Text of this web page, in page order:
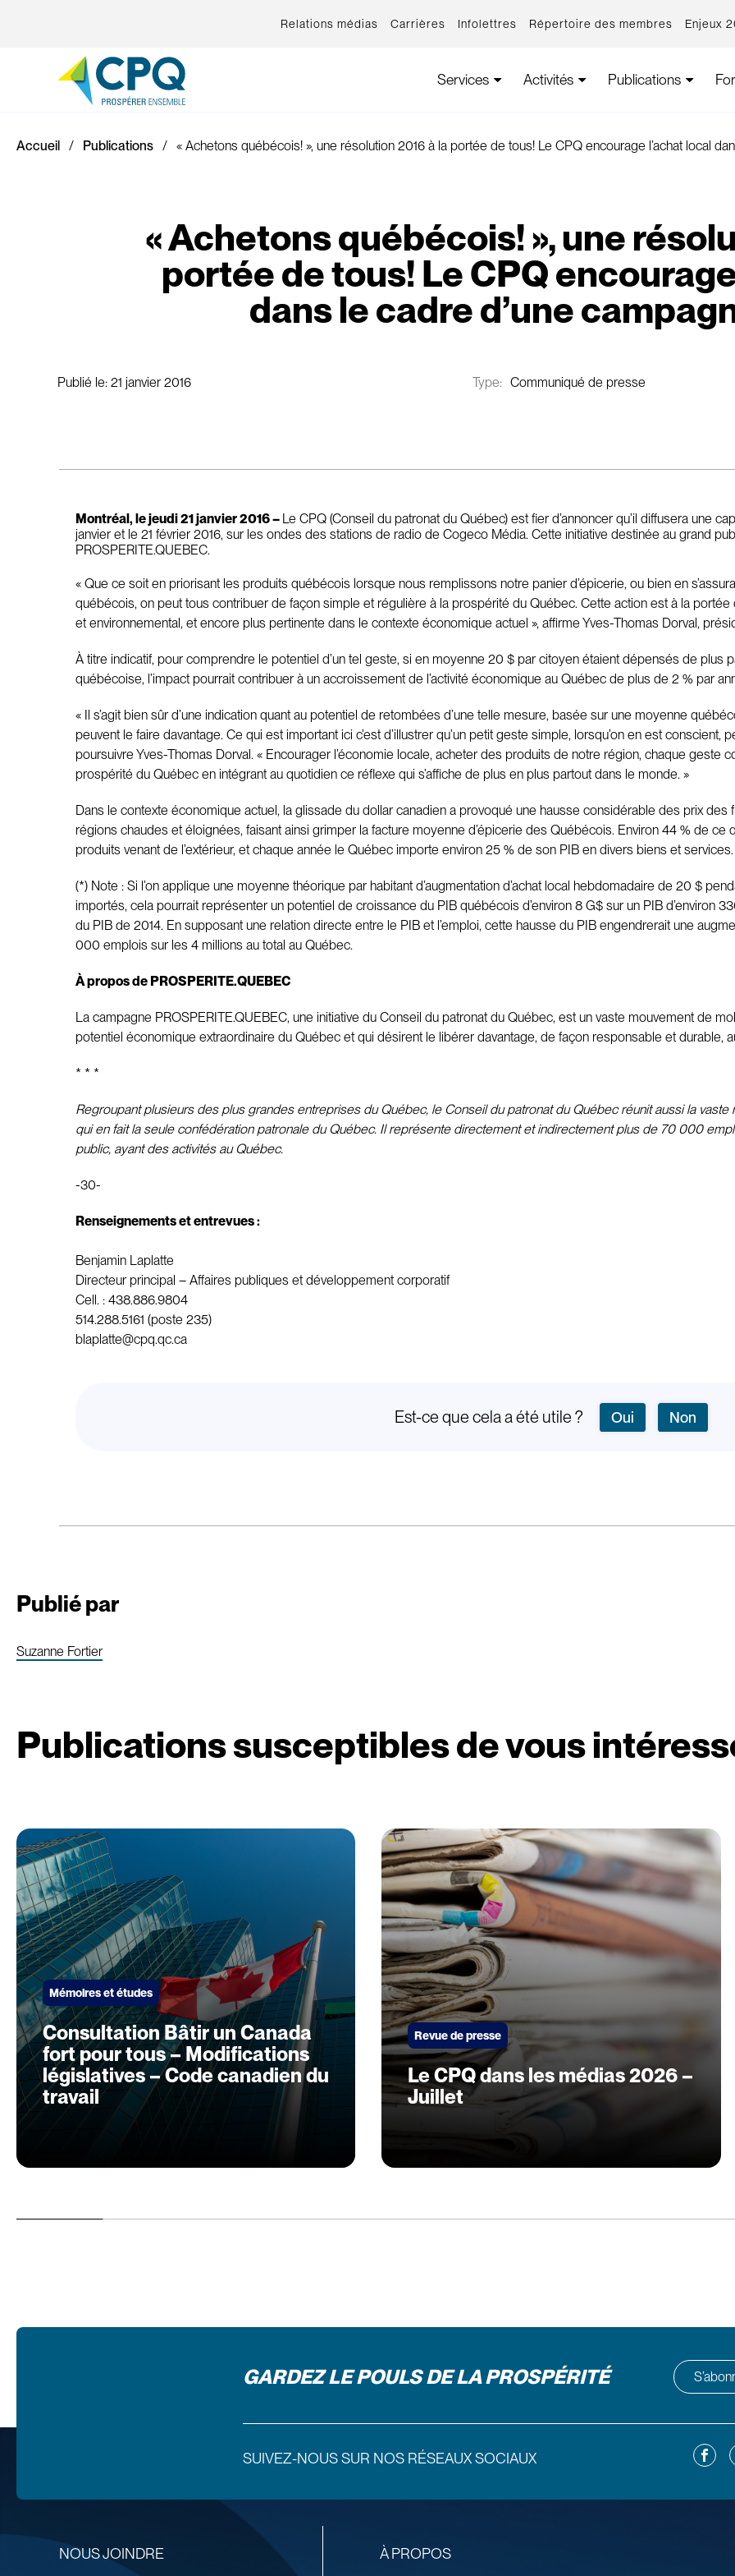
Relations médias Carrières Infolettres Répertoire des membres Enjeux
Services Activités Publications
Accueil Publications « Achetons québécois! », une résolution 2016 à la portée de tous! Le CPQ encourage l’achat local
« Achetons québécois! », une
portée de tous! Le CPQ
dans le cadre d’une
Publié le: 21 janvier 2016 Type: Communiqué de presse
Montréal, le jeudi 21 janvier 2016 – Le CPQ (Conseil du patronat du Québec) est fier d’annoncer qu’il diffusera une
janvier et le 21 février 2016, sur les ondes des stations de radio de Cogeco Média. Cette initiative destinée au grand
PROSPERITE.QUEBEC.
« Que ce soit en priorisant les produits québécois lorsque nous remplissons notre panier d’épicerie, ou bien en
québécois, on peut tous contribuer de façon simple et régulière à la prospérité du Québec. Cette action est à la
et environnemental, et encore plus pertinente dans le contexte économique actuel », affirme Yves-Thomas Dorval,
À titre indicatif, pour comprendre le potentiel d’un tel geste, si en moyenne 20 $ par citoyen étaient dépensés de plus
québécoise, l’impact pourrait contribuer à un accroissement de l’activité économique au Québec de plus de 2 % par
« Il s’agit bien sûr d’une indication quant au potentiel de retombées d’une telle mesure, basée sur une moyenne
peuvent le faire davantage. Ce qui est important ici c’est d’illustrer qu’un petit geste simple, lorsqu’on en est
poursuivre Yves-Thomas Dorval. « Encourager l’économie locale, acheter des produits de notre région, chaque geste
prospérité du Québec en intégrant au quotidien ce réflexe qui s’affiche de plus en plus partout dans le monde. »
Dans le contexte économique actuel, la glissade du dollar canadien a provoqué une hausse considérable des prix
régions chaudes et éloignées, faisant ainsi grimper la facture moyenne d’épicerie des Québécois. Environ 44 % de
produits venant de l’extérieur, et chaque année le Québec importe environ 25 % de son PIB en divers biens et services.
(*) Note : Si l’on applique une moyenne théorique par habitant d’augmentation d’achat local hebdomadaire de 20 $
importés, cela pourrait représenter un potentiel de croissance du PIB québécois d’environ 8 G$ sur un PIB d’environ
du PIB de 2014. En supposant une relation directe entre le PIB et l’emploi, cette hausse du PIB engendrerait une
000 emplois sur les 4 millions au total au Québec.
À propos de PROSPERITE.QUEBEC
La campagne PROSPERITE.QUEBEC, une initiative du Conseil du patronat du Québec, est un vaste mouvement de
potentiel économique extraordinaire du Québec et qui désirent le libérer davantage, de façon responsable et durable,
* * *
Regroupant plusieurs des plus grandes entreprises du Québec, le Conseil du patronat du Québec réunit aussi la
qui en fait la seule confédération patronale du Québec. Il représente directement et indirectement plus de 70 000
public, ayant des activités au Québec.
-30-
Renseignements et entrevues :
Benjamin Laplatte
Directeur principal – Affaires publiques et développement corporatif
Cell. : 438.886.9804
514.288.5161 (poste 235)
blaplatte@cpq.qc.ca
Est-ce que cela a été utile ? Oui Non
Publié par
Suzanne Fortier
Publications susceptibles de vous
Mémoires et études
Consultation Bâtir un Canada
fort pour tous – Modifications
législatives – Code canadien du
travail
Revue de presse
Le CPQ dans les médias 2026 –
Juillet
GARDEZ LE POULS DE LA PROSPÉRITÉ
SUIVEZ-NOUS SUR NOS RÉSEAUX SOCIAUX
NOUS JOINDRE À PROPOS